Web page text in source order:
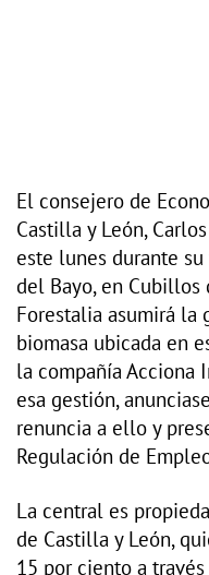
El consejero de
Castilla y León,
este lunes durante
del Bayo, en
Forestalia asumirá la
biomasa ubicada en
la compañía Acciona
esa gestión,
renuncia a ello y
Regulación de
La central es
de Castilla y León,
15 por ciento a